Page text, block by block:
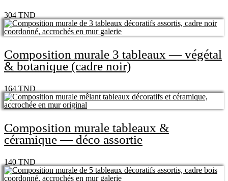
304TND
Composition murale 3 tableaux — végétal
& botanique (cadre noir)
164TND
Composition murale tableaux &
céramique — déco assortie
140TND